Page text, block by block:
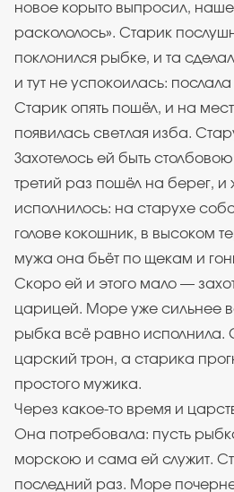
новое корыто выпросил,
раскололось». Старик
поклонился рыбке, и та
и тут не успокоилась:
Старик опять пошёл, и на
появилась светлая изба.
Захотелось ей быть
третий раз пошёл на берег, и
исполнилось: на старухе
голове кокошник, в высоком
мужа она бьёт по щекам и
Скоро ей и этого мало —
царицей. Море уже сильнее
рыбка всё равно исполнила.
царский трон, а старика
простого мужика.
Через какое-то время и
Она потребовала: пусть
морскою и сама ей служит.
последний раз. Море